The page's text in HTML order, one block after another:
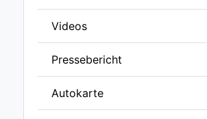
Videos
Pressebericht
Autokarte